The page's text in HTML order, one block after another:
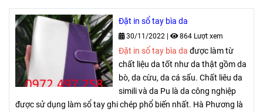
Đặt in sổ tay bìa da
30/11/2022 | 864 Lượt xem
Đặt in sổ tay bìa dađược làm từ
chất liệu da tốt như da thật gồm da
bò, da cừu, da cá sấu. Chất liêu da
simili và da Pu là da công nghiệp
được sử dụng làm sổ tay ghi chép phổ biến nhất. Hà Phương là